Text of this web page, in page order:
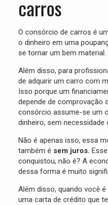
carros
O consórcio de carros é
o dinheiro em uma
se tornar um bem material.
Além disso, para
de adquirir um carro com
Isso porque um
depende de comprovação
consórcio assume-se um
dinheiro, sem
Não é apenas isso, essa
também é sem juros.
conquistou, não é? A
dessa forma é muito
Além disso, quando você
uma carta de crédito que